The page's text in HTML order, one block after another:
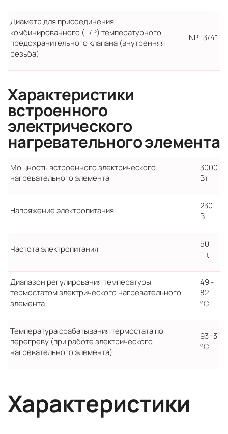
Диаметр для присоединения
комбинированного (T/P) температурного
предохранительного клапана (внутренняя
резьба)
NPT3/4"
Характеристики
встроенного
электрического
нагревательного элемента
Мощность встроенного электрического
нагревательного элемента
3000
Вт
Напряжение электропитания
230
В
Частота электропитания
50
Гц
Диапазон регулирования температуры
термостатом электрического нагревательного
элемента
49 -
82
°C
Температура срабатывания термостата по
перегреву (при работе электрического
нагревательного элемента)
93±3
°C
Характеристики